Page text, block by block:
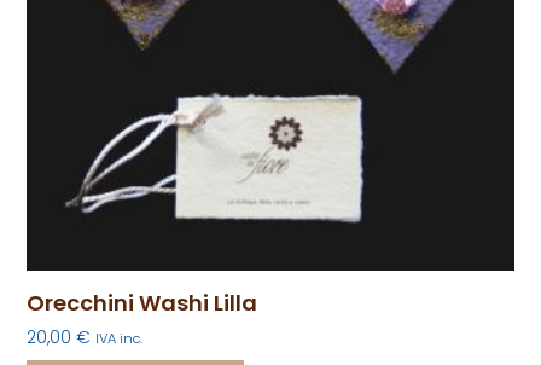
Orecchini Washi Lilla
20,00€ IVA inc.